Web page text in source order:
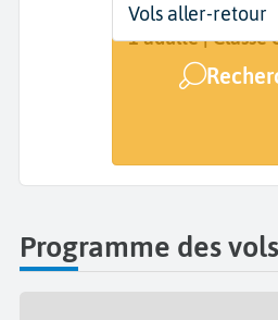
Départ
Nice Côte d'Azur
Dates
Dates de votre
Voyageurs | Classe
1 adulte | Classe
Vols aller-retour
Programme des